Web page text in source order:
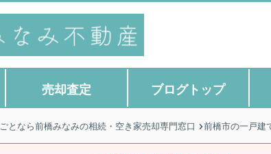
売却査定 ブログトップ
となら前橋みなみの相続・空き家売却専門窓口 前橋市の一戸建